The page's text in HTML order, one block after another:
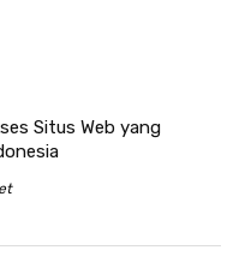
Situs Web yang